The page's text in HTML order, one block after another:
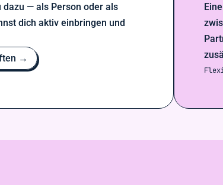
— als Person oder als
dich aktiv einbringen und
→